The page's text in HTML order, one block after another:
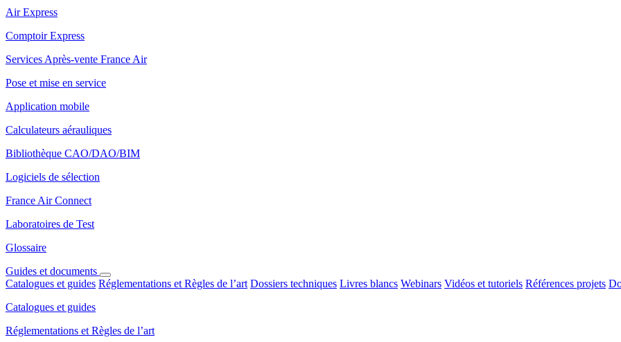
Air Express
Comptoir Express
Services Après-vente France Air
Pose et mise en service
Application mobile
Calculateurs aérauliques
Bibliothèque CAO/DAO/BIM
Logiciels de sélection
France Air Connect
Laboratoires de Test
Glossaire
Guides et documents
Catalogues et guides Réglementations et Règles de l’art Dossiers techniques Livres blancs Webinars Vidéos et tutoriels Références projets
Catalogues et guides
Réglementations et Règles de l’art